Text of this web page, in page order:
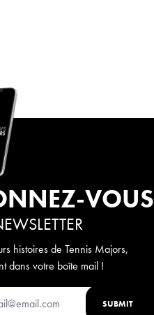
VOUS
histoires de Tennis Majors,
dans votre boîte mail !